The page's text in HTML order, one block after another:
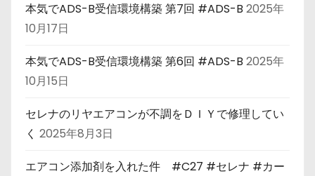
本気でADS-B受信環境構築 第7回 #ADS-B 2025年
10月17日
本気でADS-B受信環境構築 第6回 #ADS-B 2025年
10月15日
セレナのリヤエアコンが不調をＤＩＹで修理してい
く 2025年8月3日
エアコン添加剤を入れた件 #C27 #セレナ #カー